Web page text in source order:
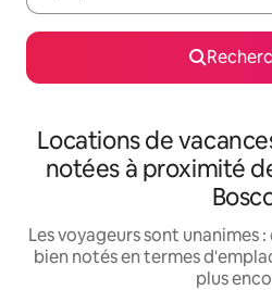
Locations de
notées à proximité
Les voyageurs sont unanimes
bien notés en termes
plus